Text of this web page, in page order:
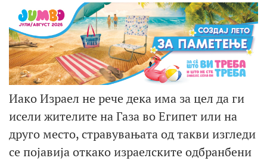
Иако Израел не рече дека има за цел да ги
исели жителите на Газа во Египет или на
друго место, стравувањата од такви изгледи
се појавија откако израелските одбранбени